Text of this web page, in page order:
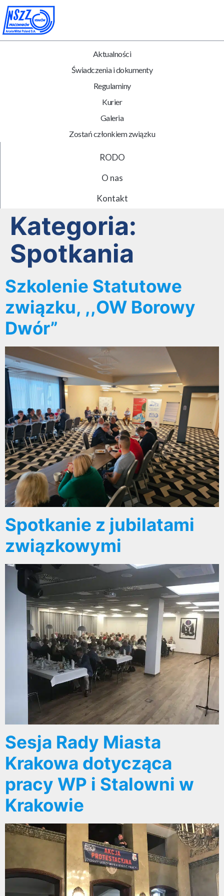
RODO
O nas
Kontakt
Aktualności
Świadczenia i dokumenty
Regulaminy
Kurier
Galeria
Zostań członkiem związku
Kategoria:
Spotkania
Szkolenie Statutowe
związku, ,,OW Borowy
Dwór”
Spotkanie z jubilatami
związkowymi
Sesja Rady Miasta
Krakowa dotycząca
pracy WP i Stalowni w
Krakowie